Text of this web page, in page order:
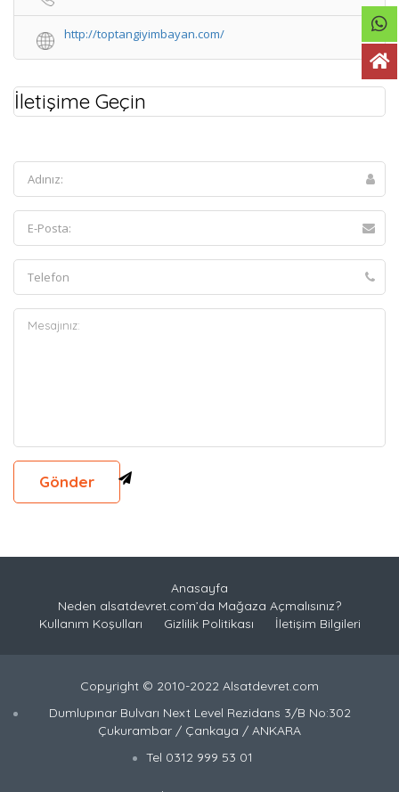
http://toptangiyimbayan.com/
İletişime Geçin
Anasayfa
Neden alsatdevret.com’da Mağaza Açmalısınız?
Kullanım Koşulları
Gizlilik Politikası İletişim Bilgileri
Copyright © 2010-2022 Alsatdevret.com
Dumlupınar Bulvarı Next Level Rezidans 3/B No:302
Çukurambar / Çankaya / ANKARA
Tel 0312 999 53 01